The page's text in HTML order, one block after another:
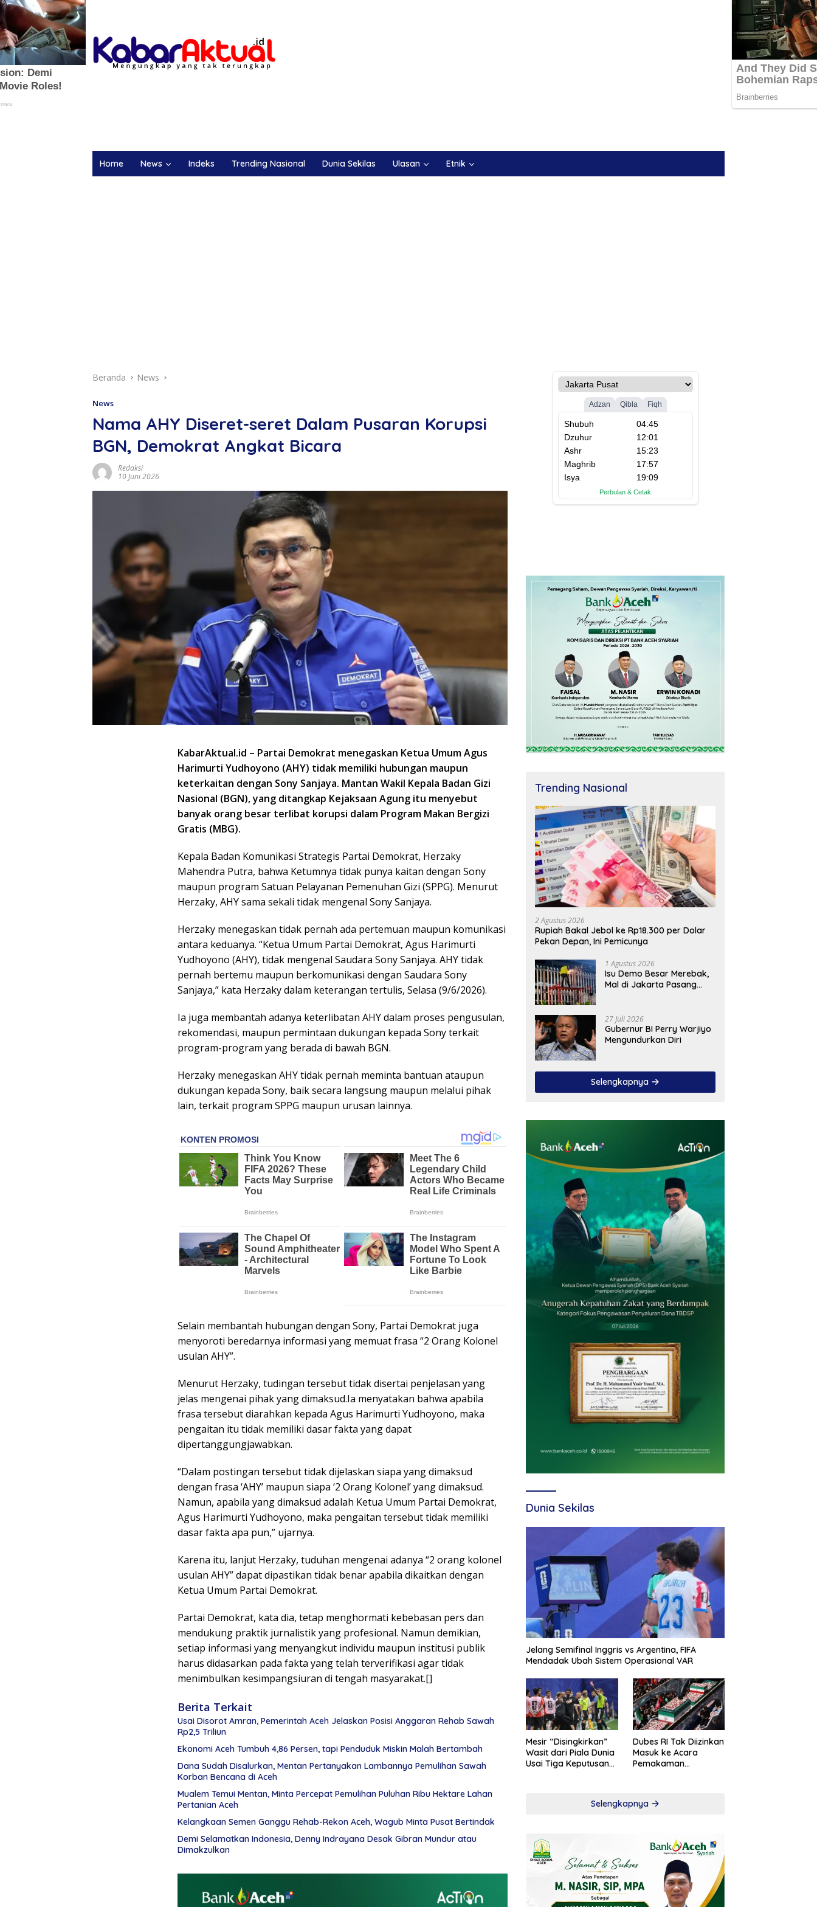
Home News Indeks Trending Nasional Dunia Sekilas Ulasan Etnik
Beranda News
News
Nama AHY Diseret-seret Dalam Pusaran Korupsi
BGN, Demokrat Angkat Bicara
Redaksi
10 Juni 2026
KabarAktual.id – Partai Demokrat menegaskan Ketua Umum Agus
Harimurti Yudhoyono (AHY) tidak memiliki hubungan maupun
keterkaitan dengan Sony Sanjaya. Mantan Wakil Kepala Badan Gizi
Nasional (BGN), yang ditangkap Kejaksaan Agung itu menyebut
banyak orang besar terlibat korupsi dalam Program Makan Bergizi
Gratis (MBG).
Kepala Badan Komunikasi Strategis Partai Demokrat, Herzaky
Mahendra Putra, bahwa Ketumnya tidak punya kaitan dengan Sony
maupun program Satuan Pelayanan Pemenuhan Gizi (SPPG). Menurut
Herzaky, AHY sama sekali tidak mengenal Sony Sanjaya.
Herzaky menegaskan tidak pernah ada pertemuan maupun komunikasi
antara keduanya. “Ketua Umum Partai Demokrat, Agus Harimurti
Yudhoyono (AHY), tidak mengenal Saudara Sony Sanjaya. AHY tidak
pernah bertemu maupun berkomunikasi dengan Saudara Sony
Sanjaya,” kata Herzaky dalam keterangan tertulis, Selasa (9/6/2026).
Ia juga membantah adanya keterlibatan AHY dalam proses pengusulan,
rekomendasi, maupun permintaan dukungan kepada Sony terkait
program-program yang berada di bawah BGN.
Herzaky menegaskan AHY tidak pernah meminta bantuan ataupun
dukungan kepada Sony, baik secara langsung maupun melalui pihak
lain, terkait program SPPG maupun urusan lainnya.
Selain membantah hubungan dengan Sony, Partai Demokrat juga
menyoroti beredarnya informasi yang memuat frasa “2 Orang Kolonel
usulan AHY”.
Menurut Herzaky, tudingan tersebut tidak disertai penjelasan yang
jelas mengenai pihak yang dimaksud.Ia menyatakan bahwa apabila
frasa tersebut diarahkan kepada Agus Harimurti Yudhoyono, maka
pengaitan itu tidak memiliki dasar fakta yang dapat
dipertanggungjawabkan.
“Dalam postingan tersebut tidak dijelaskan siapa yang dimaksud
dengan frasa ‘AHY’ maupun siapa ‘2 Orang Kolonel’ yang dimaksud.
Namun, apabila yang dimaksud adalah Ketua Umum Partai Demokrat,
Agus Harimurti Yudhoyono, maka pengaitan tersebut tidak memiliki
dasar fakta apa pun,” ujarnya.
Karena itu, lanjut Herzaky, tuduhan mengenai adanya “2 orang kolonel
usulan AHY” dapat dipastikan tidak benar apabila dikaitkan dengan
Ketua Umum Partai Demokrat.
Partai Demokrat, kata dia, tetap menghormati kebebasan pers dan
mendukung praktik jurnalistik yang profesional. Namun demikian,
setiap informasi yang menyangkut individu maupun institusi publik
harus didasarkan pada fakta yang telah terverifikasi agar tidak
menimbulkan kesimpangsiuran di tengah masyarakat.[]
Berita Terkait
Usai Disorot Amran, Pemerintah Aceh Jelaskan Posisi Anggaran Rehab Sawah
Rp2,5 Triliun
Ekonomi Aceh Tumbuh 4,86 Persen, tapi Penduduk Miskin Malah Bertambah
Dana Sudah Disalurkan, Mentan Pertanyakan Lambannya Pemulihan Sawah
Korban Bencana di Aceh
Mualem Temui Mentan, Minta Percepat Pemulihan Puluhan Ribu Hektare Lahan
Pertanian Aceh
Kelangkaan Semen Ganggu Rehab-Rekon Aceh, Wagub Minta Pusat Bertindak
Demi Selamatkan Indonesia, Denny Indrayana Desak Gibran Mundur atau
Dimakzulkan
Trending Nasional
2 Agustus 2026
Rupiah Bakal Jebol ke Rp18.300 per Dolar
Pekan Depan, Ini Pemicunya
1 Agustus 2026
Isu Demo Besar Merebak,
Mal di Jakarta Pasang
27 Juli 2026
Gubernur BI Perry Warjiyo
Mengundurkan Diri
Selengkapnya
Dunia Sekilas
Jelang Semifinal Inggris vs Argentina, FIFA
Mendadak Ubah Sistem Operasional VAR
Mesir “Disingkirkan”
Wasit dari Piala Dunia
Usai Tiga Keputusan
Dubes RI Tak Diizinkan
Masuk ke Acara
Pemakaman
Selengkapnya